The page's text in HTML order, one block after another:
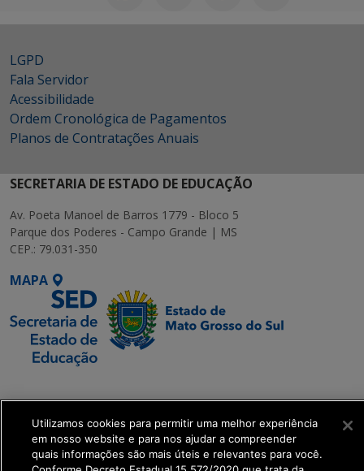
LGPD
Fala Servidor
Acessibilidade
Ordem Cronológica de Pagamentos
Planos de Contratações Anuais
SECRETARIA DE ESTADO DE EDUCAÇÃO
Av. Poeta Manoel de Barros 1779 - Bloco 5
Parque dos Poderes - Campo Grande | MS
CEP.: 79.031-350
MAPA
Executiva de
Transformação Digital
get_footer();
Utilizamos cookies para permitir uma melhor experiência
em nosso website e para nos ajudar a compreender
quais informações são mais úteis e relevantes para você.